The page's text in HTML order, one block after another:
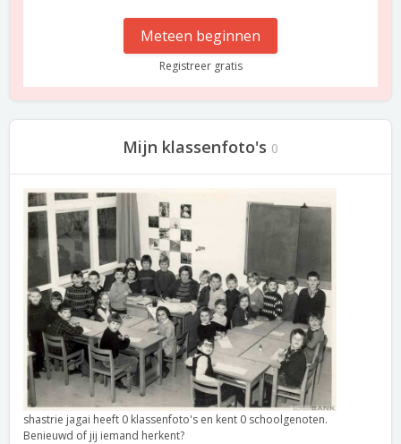
Meteen beginnen
Registreer gratis
Mijn klassenfoto's 0
shastrie jagai heeft 0 klassenfoto's en kent 0 schoolgenoten.
Benieuwd of jij iemand herkent?